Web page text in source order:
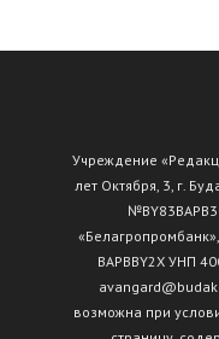
Учреждение
лет Октября, 3, г.
BAPBBY2X УНП
возможна при